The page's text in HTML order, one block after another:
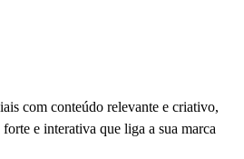
com conteúdo relevante e criativo,
e interativa que liga a sua marca